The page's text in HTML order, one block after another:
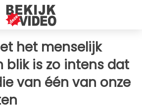
het menselijk
blik is zo intens dat
van één van onze